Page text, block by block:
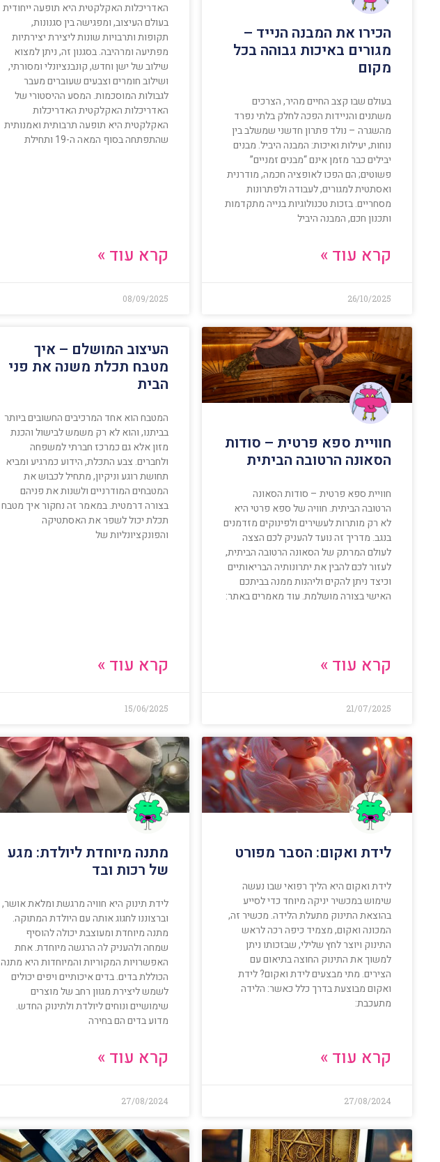
הכירו את המבנה הנייד –
מגורים באיכות גבוהה בכל
מקום
בעולם שבו קצב החיים מהיר, הצרכים
משתנים והניידות הפכה לחלק בלתי נפרד
מהשגרה – נולד פתרון חדשני שמשלב בין
נוחות, יעילות ואיכות: המבנה היביל. מבנים
יבילים כבר מזמן אינם “מבנים זמניים”
פשוטים; הם הפכו לאופציה חכמה, מודרנית
ואסתטית למגורים, לעבודה ולפתרונות
מסחריים. בזכות טכנולוגיות בנייה מתקדמות
ותכנון חכם, המבנה היביל
קרא עוד »
26/10/2025
האדריכלות האקלקטית היא תופעה ייחודית
בעולם העיצוב, ומפגישה בין סגנונות,
תקופות ותרבויות שונות ליצירת יצירתיות
מפתיעה ומרהיבה. בסגנון זה, ניתן למצוא
שילוב של ישן וחדש, קונבנציונלי ומסורתי,
ושילוב חומרים וצבעים שעוברים מעבר
לגבולות המוסכמות. המסע ההיסטורי של
האדריכלות האקלקטית האדריכלות
האקלקטית היא תופעה תרבותית ואמנותית
שהתפתחה בסוף המאה ה-19 ותחילת
קרא עוד »
08/09/2025
חוויית ספא פרטית – סודות
הסאונה הרטובה הביתית
חוויית ספא פרטית – סודות הסאונה
הרטובה הביתית. חוויה של ספא פרטי היא
לא רק מותרות לעשירים ולפינוקים מזדמנים
בנגב. מדריך זה נועד להעניק לכם הצצה
לעולם המרתק של הסאונה הרטובה הביתית,
לעזור לכם להבין את יתרונותיה הבריאותיים
וכיצד ניתן להקים וליהנות ממנה בביתכם
האישי בצורה מושלמת. עוד מאמרים באתר:
קרא עוד »
21/07/2025
העיצוב המושלם – איך
מטבח תכלת משנה את פני
הבית
המטבח הוא אחד המרכיבים החשובים ביותר
בביתנו, והוא לא רק משמש לבישול והכנת
מזון אלא גם כמרכז חברתי למשפחה
ולחברים. צבע התכלת, הידוע כמרגיע ומביא
תחושת רוגע וניקיון, מתחיל לכבוש את
המטבחים המודרניים ולשנות את פניהם
בצורה דרמטית. במאמר זה נחקור איך מטבח
תכלת יכול לשפר את האסתטיקה
והפונקציונליות של
קרא עוד »
15/06/2025
לידת ואקום: הסבר מפורט
לידת ואקום היא הליך רפואי שבו נעשה
שימוש במכשיר יניקה מיוחד כדי לסייע
בהוצאת התינוק מתעלת הלידה. מכשיר זה,
המכונה ואקום, מצמיד כיפה רכה לראש
התינוק ויוצר לחץ שלילי, שבזכותו ניתן
למשוך את התינוק החוצה בתיאום עם
הצירים. מתי מבצעים לידת ואקום? לידת
ואקום מבוצעת בדרך כלל כאשר: הלידה
מתעכבת:
קרא עוד »
27/08/2024
מתנה מיוחדת ליולדת: מגע
של רכות ובד
לידת תינוק היא חוויה מרגשת ומלאת אושר,
וברצוננו לחגוג אותה עם היולדת המתוקה.
מתנה מיוחדת ומעוצבת יכולה להוסיף
שמחה ולהעניק לה הרגשה מיוחדת. אחת
האפשרויות המקוריות והמיוחדות היא מתנה
הכוללת בדים. בדים איכותיים ויפים יכולים
לשמש ליצירת מגוון רחב של מוצרים
שימושיים ונוחים ליולדת ולתינוק החדש.
מדוע בדים הם בחירה
קרא עוד »
27/08/2024